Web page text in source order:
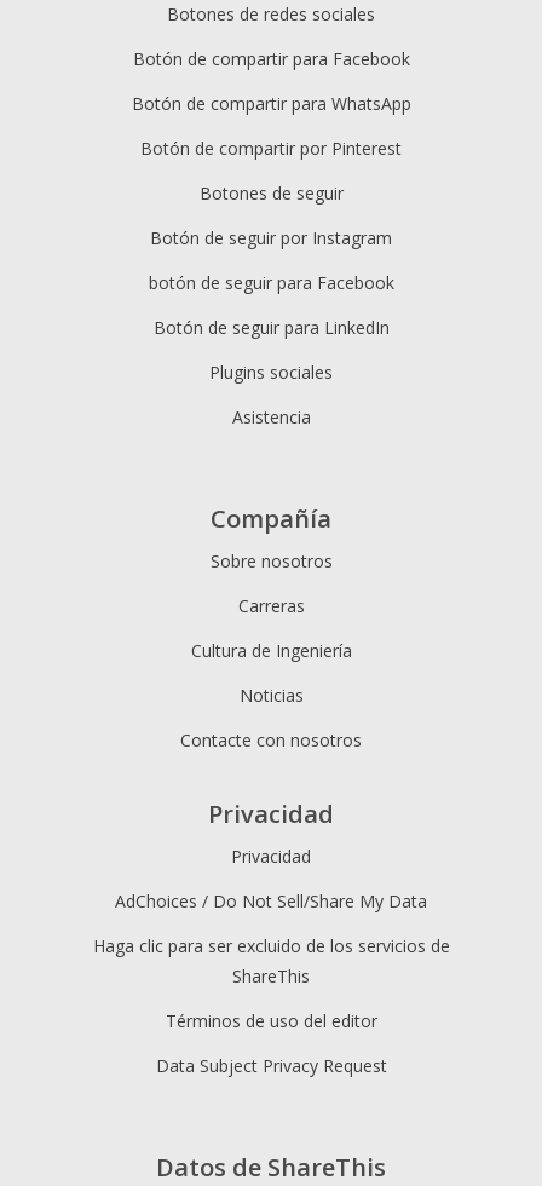
Botones de redes sociales
Botón de compartir para Facebook
Botón de compartir para WhatsApp
Botón de compartir por Pinterest
Botones de seguir
Botón de seguir por Instagram
botón de seguir para Facebook
Botón de seguir para LinkedIn
Plugins sociales
Asistencia
Datos de ShareThis
Compañía
Sobre nosotros
Carreras
Cultura de Ingeniería
Noticias
Contacte con nosotros
Privacidad
Privacidad
AdChoices / Do Not Sell/Share My Data
Haga clic para ser excluido de los servicios de
ShareThis
Términos de uso del editor
Data Subject Privacy Request